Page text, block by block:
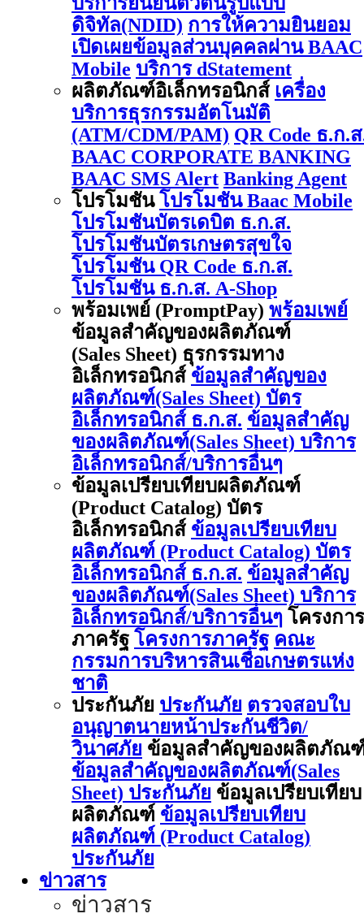
ดิจิทัล(NDID) การให้ความยินยอม
เปิดเผยข้อมูลส่วนบุคคลผ่าน BAAC
Mobile บริการ dStatement
ผลิตภัณฑ์อิเล็กทรอนิกส์ เครื่อง
บริการธุรกรรมอัตโนมัติ
(ATM/CDM/PAM) QR Code ธ.ก.
BAAC CORPORATE BANKING
BAAC SMS Alert Banking Agent
โปรโมชัน โปรโมชัน Baac Mobile
โปรโมชันบัตรเดบิต ธ.ก.ส.
โปรโมชันบัตรเกษตรสุขใจ
โปรโมชัน QR Code ธ.ก.ส.
โปรโมชัน ธ.ก.ส. A-Shop
พร้อมเพย์ (PromptPay) พร้อมเพย์
ข้อมูลสำคัญของผลิตภัณฑ์
(Sales Sheet) ธุรกรรมทาง
อิเล็กทรอนิกส์ ข้อมูลสำคัญของ
ผลิตภัณฑ์(Sales Sheet) บัตร
อิเล็กทรอนิกส์ ธ.ก.ส. ข้อมูลสำคัญ
ของผลิตภัณฑ์(Sales Sheet) บริการ
อิเล็กทรอนิกส์/บริการอื่นๆ
ข้อมูลเปรียบเทียบผลิตภัณฑ์
(Product Catalog) บัตร
อิเล็กทรอนิกส์ ข้อมูลเปรียบเทียบ
ผลิตภัณฑ์ (Product Catalog) บัตร
อิเล็กทรอนิกส์ ธ.ก.ส. ข้อมูลสำคัญ
ของผลิตภัณฑ์(Sales Sheet) บริการ
อิเล็กทรอนิกส์/บริการอื่นๆ โครงการ
ภาครัฐ โครงการภาครัฐ คณะ
กรรมการบริหารสินเชื่อเกษตรแห่ง
ชาติ
ประกันภัย ประกันภัย ตรวจสอบใบ
อนุญาตนายหน้าประกันชีวิต/
วินาศภัย ข้อมูลสำคัญของผลิตภัณ
ข้อมูลสำคัญของผลิตภัณฑ์(Sales
Sheet) ประกันภัย ข้อมูลเปรียบเทียบ
ผลิตภัณฑ์ ข้อมูลเปรียบเทียบ
ผลิตภัณฑ์ (Product Catalog)
ประกันภัย
ข่าวสาร
ข่าวสาร